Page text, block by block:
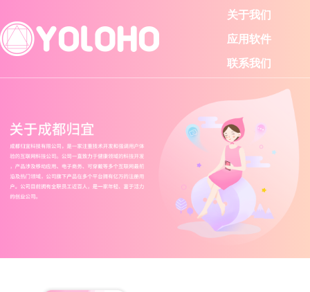
关于我们
应用软件
联系我们